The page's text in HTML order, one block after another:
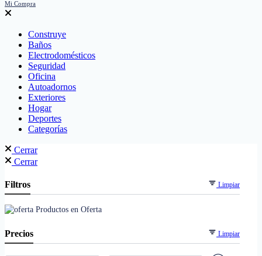
Mi Compra
Construye
Baños
Electrodomésticos
Seguridad
Oficina
Autoadornos
Exteriores
Hogar
Deportes
Categorías
Cerrar
Cerrar
Filtros Limpiar
Productos en Oferta
Precios Limpiar